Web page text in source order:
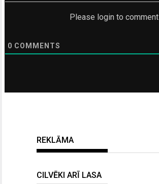
Please login to comment
0 COMMENTS
REKLĀMA
CILVĒKI ARĪ LASA